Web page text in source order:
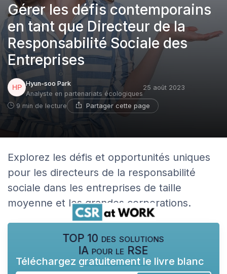
Gérer les défis contemporains
en tant que Directeur de la
Responsabilité Sociale des
Entreprises
Hyun-soo Park
Analyste en partenariats écologiques
25 août 2023
9 min de lecture Partager cette page
Explorez les défis et opportunités uniques
pour les directeurs de la responsabilité
sociale dans les entreprises de taille
moyenne et les grandes corporations.
TOP 10 des solutions
IA pour le RSE
Téléchargez gratuitement le livre blanc